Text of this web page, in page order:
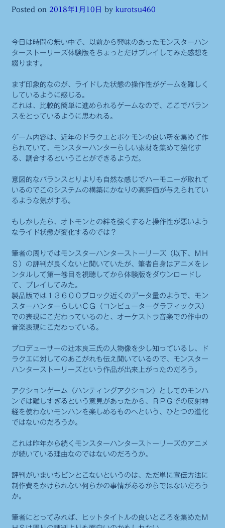
Posted on 2018年1月10日 by kurotsu460
今日は時間の無い中で、以前から興味のあったモンスターハン
ターストーリーズ体験版をちょっとだけプレイしてみた感想を
綴ります。
まず印象的なのが、ライドした状態の操作性がゲームを難しく
しているように感じる。
これは、比較的簡単に進められるゲームなので、ここでバラン
スをとっているように思われる。
ゲーム内容は、近年のドラクエとポケモンの良い所を集めて作
られていて、モンスターハンターらしい素材を集めて強化す
る、調合するということができるようだ。
意図的なバランスとりよりも自然な感じでハーモニーが取れて
いるのでこのシステムの構築にかなりの高評価が与えられてい
るような気がする。
もしかしたら、オトモンとの絆を強くすると操作性が悪いよう
なライド状態が変化するのでは？
筆者の周りではモンスターハンターストーリーズ（以下、ＭＨ
Ｓ）の評判が良くないと聞いていたが、筆者自身はアニメをレ
ンタルして第一巻目を視聴してから体験版をダウンロードし
て、プレイしてみた。
製品版では１３６００ブロック近くのデータ量のようで、モン
スターハンターらしいＣＧ（コンピューターグラフィックス）
での表現にこだわっているのと、オーケストラ音楽での作中の
音楽表現にこだわっている。
プロデューサーの辻本良三氏の人物像を少し知っているし、ド
ラクエに対してのあこがれも伝え聞いているので、モンスター
ハンターストーリーズという作品が出来上がったのだろう。
アクションゲーム（ハンティングアクション）としてのモンハ
ンでは難しすぎるという意見があったから、ＲＰＧでの反射神
経を使わないモンハンを楽しめるものへという、ひとつの進化
ではないのだろうか。
これは昨年から続くモンスターハンターストーリーズのアニメ
が続いている理由なのではないのだろうか。
評判がいまいちピンとこないというのは、ただ単に宣伝方法に
制作費をかけられない何らかの事情があるからではないだろう
か。
筆者にとってみれば、ヒットタイトルの良いところを集めたＭ